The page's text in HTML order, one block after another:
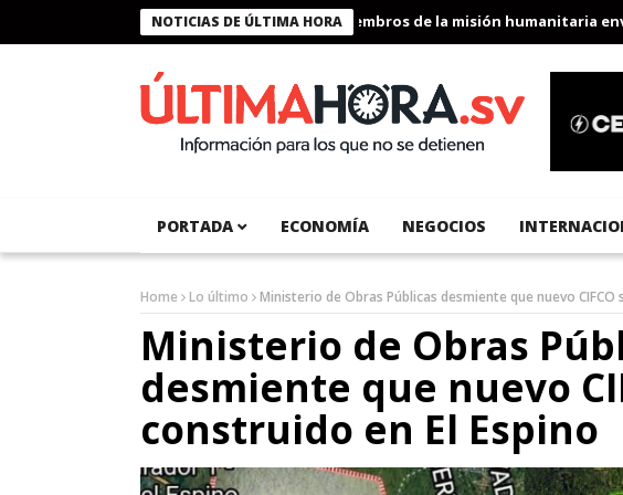
NOTICIAS DE ÚLTIMA HORA
Presidente Bukele condecora a miembros de la misión humanitaria enviada
PORTADA ECONOMÍA NEGOCIOS
Home Lo último Ministerio de Obras Públicas desmiente que nuevo CIFCO
Ministerio de Obras
desmiente que nuevo
construido en El Espino